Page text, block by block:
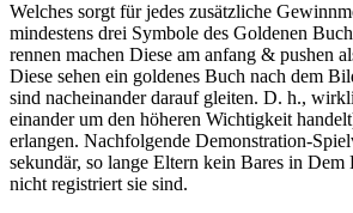
Welches sorgt für jedes zusätzliche
mindestens drei Symbole des Goldenen
rennen machen Diese am anfang & pushen
Diese sehen ein goldenes Buch nach dem
sind nacheinander darauf gleiten. D. h.,
einander um den höheren Wichtigkeit
erlangen. Nachfolgende Demonstration-
sekundär, so lange Eltern kein Bares in
nicht registriert sie sind.